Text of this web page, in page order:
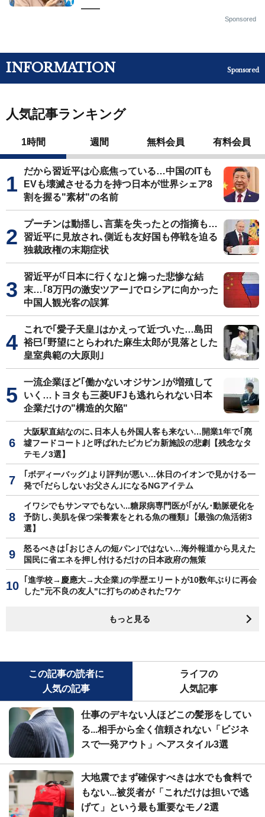
——
Sponsored
INFORMATION Sponsored
人気記事ランキング
1時間 週間 無料会員 有料会員
だから習近平は心底焦っている…中国のITも
EVも壊滅させる力を持つ日本が世界シェア8
割を握る"素材"の名前
プーチンは動揺し､言葉を失ったとの指摘も…
習近平に見放され､側近も友好国も停戦を迫る
独裁政権の末期症状
習近平が｢日本に行くな｣と煽った悲惨な結
末…｢8万円の激安ツアー｣でロシアに向かった
中国人観光客の誤算
これで｢愛子天皇｣はかえって近づいた…島田
裕巳｢野望にとらわれた麻生太郎が見落とした
皇室典範の大原則｣
一流企業ほど｢働かないオジサン｣が増殖して
いく…トヨタも三菱UFJも逃れられない日本
企業だけの"構造的欠陥"
大阪駅直結なのに､日本人も外国人客も来ない…開業1年で｢廃
墟フードコート｣と呼ばれたピカピカ新施設の悲劇【残念なタ
テモノ3選】
｢ボディーバッグ｣より評判が悪い…休日のイオンで見かける一
発で｢だらしないお父さん｣になるNGアイテム
イワシでもサンマでもない...糖尿病専門医が｢がん･動脈硬化を
予防し､美肌を保つ栄養素をとれる魚の種類｣【最強の魚活術3
選】
怒るべきは｢おじさんの短パン｣ではない…海外報道から見えた
国民に省エネを押し付けるだけの日本政府の無策
｢進学校→慶應大→大企業｣の学歴エリートが10数年ぶりに再会
した"元不良の友人"に打ちのめされたワケ
もっと見る
この記事の読者に
人気の記事
ライフの
人気記事
仕事のデキない人ほどこの髪形をしてい
る...相手から全く信頼されない「ビジネ
スで一発アウト」ヘアスタイル3選
大地震でまず確保すべきは水でも食料で
もない...被災者が「これだけは担いで逃
げて」という最も重要なモノ2選